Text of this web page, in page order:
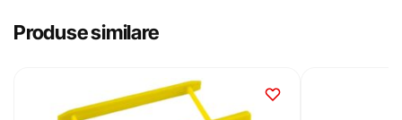
Produse similare